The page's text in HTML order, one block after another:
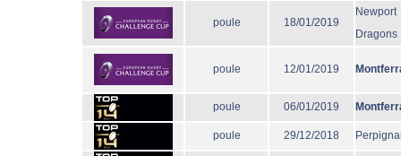
poule 18/01/2019
Newport
Dragons
poule 12/01/2019
poule 06/01/2019
poule 29/12/2018